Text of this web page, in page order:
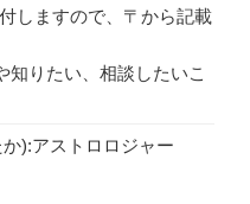
しますので、〒から記載
知りたい、相談したいこ
):アストロロジャー